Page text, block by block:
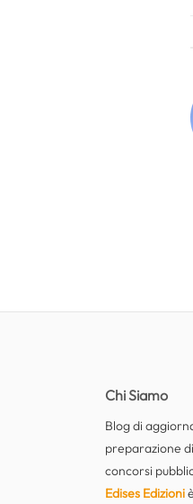
Chi Siamo
Blog di
preparazione
concorsi
Edises Edizioni